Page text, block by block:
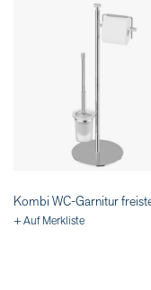
Kombi WC-Garnitur
+ Auf Merkliste